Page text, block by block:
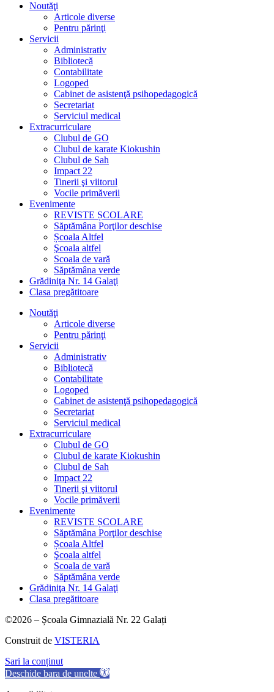
Noutăţi
Articole diverse
Pentru părinţi
Servicii
Administrativ
Bibliotecă
Contabilitate
Logoped
Cabinet de asistenţă psihopedagogică
Secretariat
Serviciul medical
Extracurriculare
Clubul de GO
Clubul de karate Kiokushin
Clubul de Sah
Impact 22
Tinerii şi viitorul
Vocile primăverii
Evenimente
REVISTE ȘCOLARE
Săptămâna Porţilor deschise
Școala Altfel
Şcoala altfel
Scoala de vară
Săptămâna verde
Grădiniţa Nr. 14 Galaţi
Clasa pregătitoare
Noutăţi
Articole diverse
Pentru părinţi
Servicii
Administrativ
Bibliotecă
Contabilitate
Logoped
Cabinet de asistenţă psihopedagogică
Secretariat
Serviciul medical
Extracurriculare
Clubul de GO
Clubul de karate Kiokushin
Clubul de Sah
Impact 22
Tinerii şi viitorul
Vocile primăverii
Evenimente
REVISTE ȘCOLARE
Săptămâna Porţilor deschise
Școala Altfel
Şcoala altfel
Scoala de vară
Săptămâna verde
Grădiniţa Nr. 14 Galaţi
Clasa pregătitoare
©2026 – Școala Gimnazială Nr. 22 Galați
Construit de VISTERIA
Sari la conținut
Deschide bara de unelte